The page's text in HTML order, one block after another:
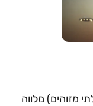
מזוהים) מלווה